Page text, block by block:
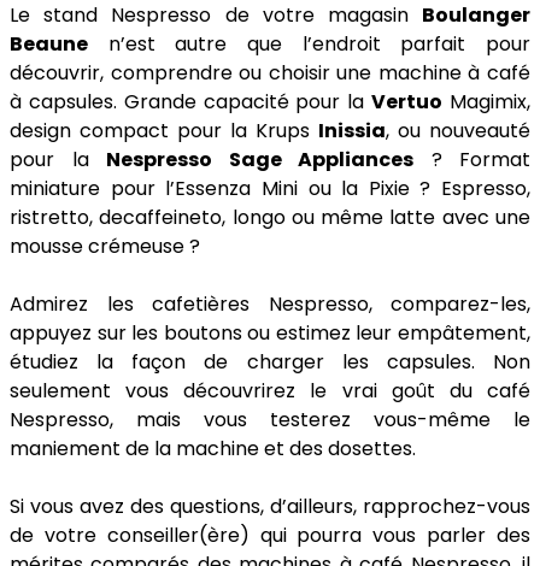
Le stand Nespresso de votre magasin Boulanger
Beaune n’est autre que l’endroit parfait pour
découvrir, comprendre ou choisir une machine à café
à capsules. Grande capacité pour laVertuo Magimix,
design compact pour la Krups Inissia, ou nouveauté
pour la Nespresso Sage Appliances ? Format
miniature pour l’Essenza Mini ou la Pixie ? Espresso,
ristretto, decaffeineto, longo ou même latte avec une
mousse crémeuse ?
Admirez les cafetières Nespresso, comparez-les,
appuyez sur les boutons ou estimez leur empâtement,
étudiez la façon de charger les capsules. Non
seulement vous découvrirez le vrai goût du café
Nespresso, mais vous testerez vous-même le
maniement de la machine et des dosettes.
Si vous avez des questions, d’ailleurs, rapprochez-vous
de votre conseiller(ère) qui pourra vous parler des